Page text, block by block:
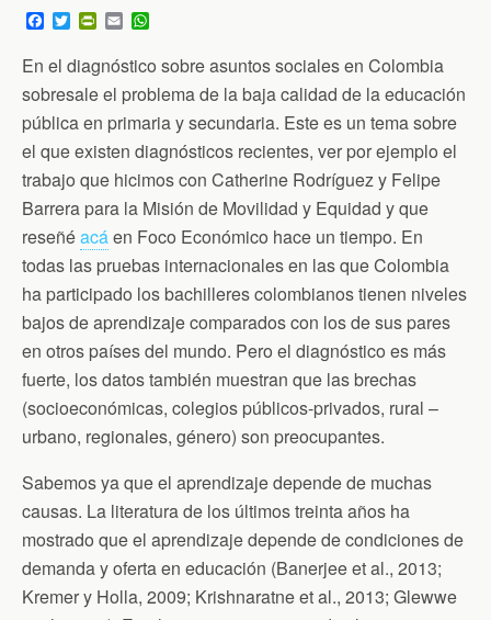
F
a
e
b
o
o
k
T
w
i
t
t
e
r
P
n
t
F
r
i
e
n
l
y
E
m
a
i
l
t
s
A
p
p
En el diagnóstico sobre asuntos sociales en Colombia
sobresale el problema de la baja calidad de la educación
pública en primaria y secundaria. Este es un tema sobre
el que existen diagnósticos recientes, ver por ejemplo el
trabajo que hicimos con Catherine Rodríguez y Felipe
Barrera para la Misión de Movilidad y Equidad y que
reseñéacáen Foco Económico hace un tiempo. En
todas las pruebas internacionales en las que Colombia
ha participado los bachilleres colombianos tienen niveles
bajos de aprendizaje comparados con los de sus pares
en otros países del mundo. Pero el diagnóstico es más
fuerte, los datos también muestran que las brechas
(socioeconómicas, colegios públicos-privados, rural –
urbano, regionales, género) son preocupantes.
Sabemos ya que el aprendizaje depende de muchas
causas. La literatura de los últimos treinta años ha
mostrado que el aprendizaje depende de condiciones de
demanda y oferta en educación (Banerjee et al., 2013;
Kremer y Holla, 2009; Krishnaratne et al., 2013; Glewwe